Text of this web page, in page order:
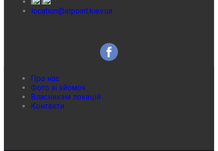
location@atpoint.kiev.ua
Про нас
Фото зі зйомок
Власникам локацій
Контакти